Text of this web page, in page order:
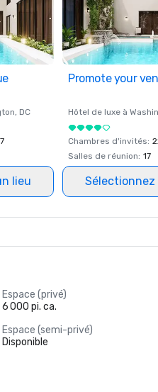
, DC
lieu
Promote your
Hôtel de luxe à
Chambres d'invités:
Salles de réunion: 17
Sélectionnez
Espace (privé)
6 000 pi. ca.
Espace (semi-privé)
Disponible